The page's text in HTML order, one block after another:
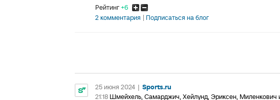
Рейтинг+6
2 комментария
Подписаться на блог
25 июня 2024 | Sports.ru
21:18 Шмейхель, Самарджич, Хейлунд, Эриксен, Миленкович